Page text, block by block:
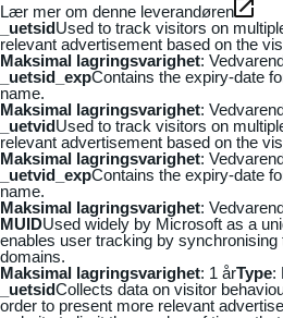
Lær mer om denne leverandøren
_uetsidUsed to track visitors on
relevant advertisement based on the
Maksimal lagringsvarighet:
_uetsid_expContains the expiry-date
name.
Maksimal lagringsvarighet:
_uetvidUsed to track visitors on
relevant advertisement based on the
Maksimal lagringsvarighet:
_uetvid_expContains the expiry-date
name.
Maksimal lagringsvarighet:
MUIDUsed widely by Microsoft as a
enables user tracking by
domains.
Maksimal lagringsvarighet: 1 årType:
_uetsidCollects data on visitor
order to present more relevant